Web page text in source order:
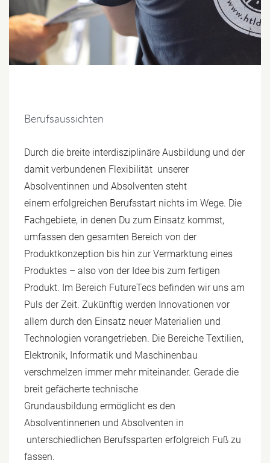
Berufsaussichten
Durch die breite interdisziplinäre Ausbildung und der
damit verbundenen Flexibilität unserer
Absolventinnen und Absolventen steht
einem erfolgreichen Berufsstart nichts im Wege. Die
Fachgebiete, in denen Du zum Einsatz kommst,
umfassen den gesamten Bereich von der
Produktkonzeption bis hin zur Vermarktung eines
Produktes – also von der Idee bis zum fertigen
Produkt. Im Bereich FutureTecs befinden wir uns am
Puls der Zeit. Zukünftig werden Innovationen vor
allem durch den Einsatz neuer Materialien und
Technologien vorangetrieben. Die Bereiche Textilien,
Elektronik, Informatik und Maschinenbau
verschmelzen immer mehr miteinander. Gerade die
breit gefächerte technische
Grundausbildung ermöglicht es den
Absolventinnenen und Absolventen in
unterschiedlichen Berufssparten erfolgreich Fuß zu
fassen.